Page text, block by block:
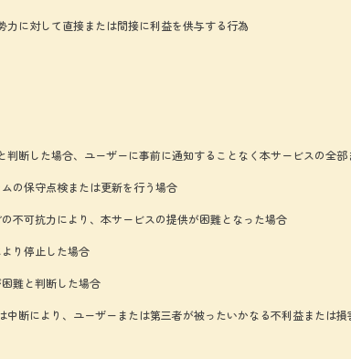
力に対して直接または間接に利益を供与する行為
断した場合、ユーザーに事前に通知することなく本サービスの全
の保守点検または更新を行う場合
不可抗力により、本サービスの提供が困難となった場合
り停止した場合
難と判断した場合
断により、ユーザーまたは第三者が被ったいかなる不利益または